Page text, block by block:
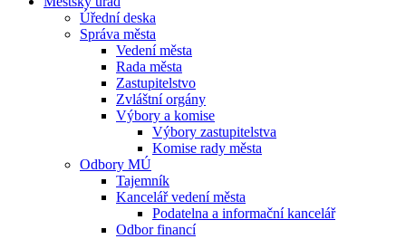
Úřední deska
Správa města
Vedení města
Rada města
Zastupitelstvo
Zvláštní orgány
Výbory a komise
Výbory zastupitelstva
Komise rady města
Odbory MÚ
Tajemník
Kancelář vedení města
Podatelna a informační kancelář
Odbor financí